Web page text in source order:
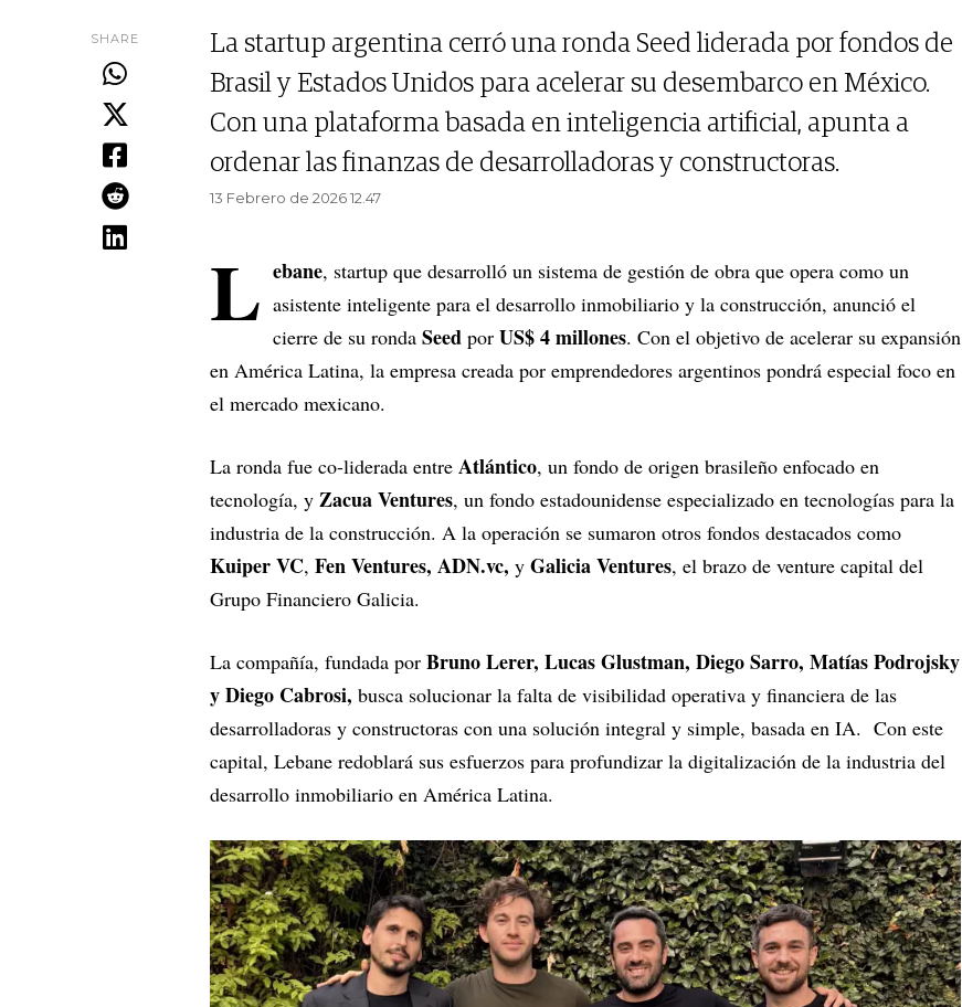
SHARE
La startup argentina cerró una ronda Seed liderada por fondos de
Brasil y Estados Unidos para acelerar su desembarco en México.
Con una plataforma basada en inteligencia artificial, apunta a
ordenar las finanzas de desarrolladoras y constructoras.
13 Febrero de 2026 12.47
L ebane, startup que desarrolló un sistema de gestión de obra que opera como un
asistente inteligente para el desarrollo inmobiliario y la construcción, anunció el
cierre de su ronda Seed por US$ 4 millones. Con el objetivo de acelerar su expansión
en América Latina, la empresa creada por emprendedores argentinos pondrá especial foco en
el mercado mexicano.
La ronda fue co-liderada entre Atlántico, un fondo de origen brasileño enfocado en
tecnología, y Zacua Ventures, un fondo estadounidense especializado en tecnologías para la
industria de la construcción. A la operación se sumaron otros fondos destacados como
Kuiper VC, Fen Ventures, ADN.vc, y Galicia Ventures, el brazo de venture capital del
Grupo Financiero Galicia.
La compañía, fundada por Bruno Lerer, Lucas Glustman, Diego Sarro, Matías Podrojsky
y Diego Cabrosi, busca solucionar la falta de visibilidad operativa y financiera de las
desarrolladoras y constructoras con una solución integral y simple, basada en IA. Con este
capital, Lebane redoblará sus esfuerzos para profundizar la digitalización de la industria del
desarrollo inmobiliario en América Latina.